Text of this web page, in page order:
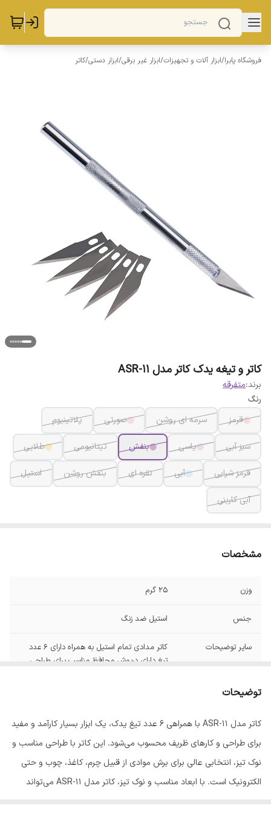
فروشگاه پابرا/ابزار آلات و تجهیزات/ابزار غیر برقی/ابزار دستی/کاتر
کاتر و تیغه یدک کاتر مدل ASR-11
برند:متفرقه
رنگ
قرمز
سرمه ای روشن صورتی پلاتینیوم
سبز آبی یاسی بنفش تیتانیومی طلایی
قرمز شرابی آبی نقره ای بنفش روشن استیل
آبی کاربنی
مشخصات
وزن 25 گرم
جنس استیل ضد زنگ
سایر توضیحات
کاتر مدادی تمام استیل به همراه دارای 6 عدد
تیغ دارای درپوش محافظ مناسب برای طراحی
ابعاد
توضیحات
کاتر مدل ASR-11 با همراهی 6 عدد تیغ یدک، یک ابزار بسیار کارآمد و مفید
برای طراحی و کارهای ظریف محسوب می‌شود. این کاتر با طراحی مناسب و
نوک تیز، انتخابی عالی برای برش موادی از قبیل چرم، کاغذ، چوب و حتی
الکترونیک است. با ابعاد مناسب و نوک تیز، کاتر مدل ASR-11 می‌تواند